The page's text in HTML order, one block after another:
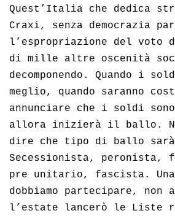
Quest’Italia che dedica
Craxi, senza democrazia
l’espropriazione del voto
di mille altre oscenità
decomponendo. Quando i
meglio, quando saranno
annunciare che i soldi
allora inizierà il ballo.
dire che tipo di ballo
Secessionista, peronista,
pre unitario, fascista. Una
dobbiamo partecipare, non
l’estate lancerò le Liste